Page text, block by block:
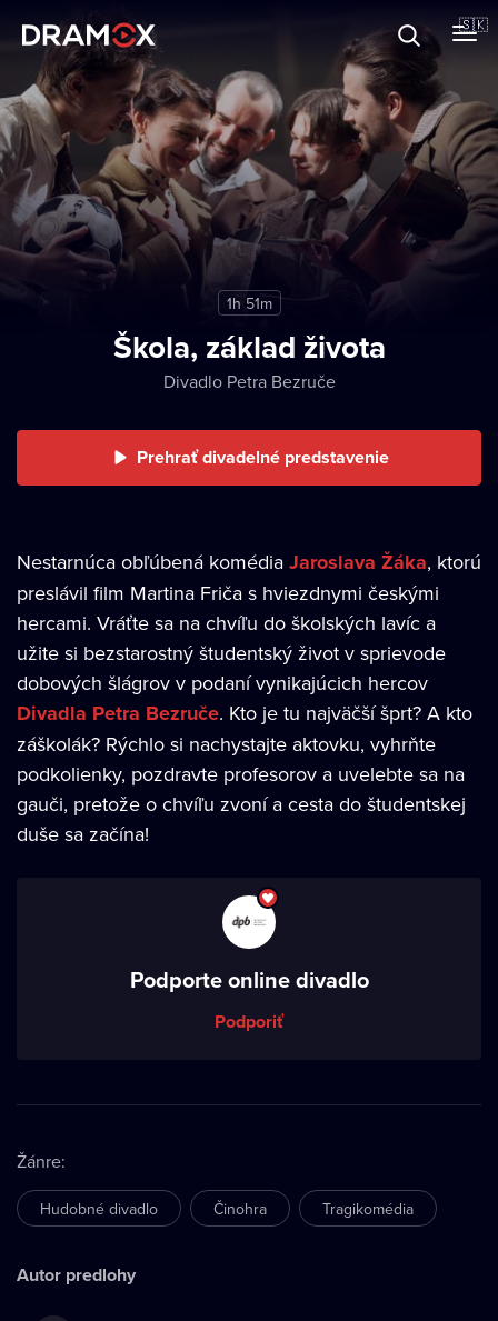
🇸🇰
Darčekové poukazy
Zaregistrujte sa
1h 51m
Škola, základ života
Divadlo Petra Bezruče
Prehrať divadelné predstavenie
Nestarnúca obľúbená komédia Jaroslava Žáka, ktorú
preslávil film Martina Friča s hviezdnymi českými
hercami. Vráťte sa na chvíľu do školských lavíc a
užite si bezstarostný študentský život v sprievode
dobových šlágrov v podaní vynikajúcich hercov
Divadla Petra Bezruče. Kto je tu najväčší šprt? A kto
záškolák? Rýchlo si nachystajte aktovku, vyhrňte
podkolienky, pozdravte profesorov a uvelebte sa na
gauči, pretože o chvíľu zvoní a cesta do študentskej
duše sa začína!
Podporte online divadlo
Podporiť
Žánre:
Hudobné divadlo Činohra Tragikomédia
Autor predlohy